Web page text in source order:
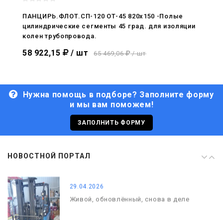
ПАНЦИРЬ.ФЛОТ.СП-120 ОТ-45 820x150 -Полые
цилиндрические сегменты 45 град. для изоляции
колен трубопровода.
58 922,15 / шт 65 469,06 / шт
Нужна помощь в подборе? Заполните форму
и мы вам поможем!
ЗАПОЛНИТЬ ФОРМУ
НОВОСТНОЙ ПОРТАЛ
нами
29.06.2026
С Днём кораблестроителя!
С Днём Победы. Память, которая с
29.04.2026
Живой, обновлённый, снова в деле